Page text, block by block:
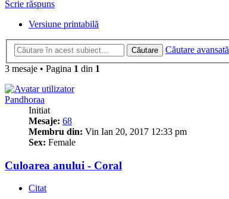
Scrie răspuns
Versiune printabilă
Căutare
Căutare avansată
3 mesaje • Pagina 1 din 1
Pandhoraa
Initiat
Mesaje: 68
Membru din: Vin Ian 20, 2017 12:33 pm
Sex: Female
Culoarea anului - Coral
Citat